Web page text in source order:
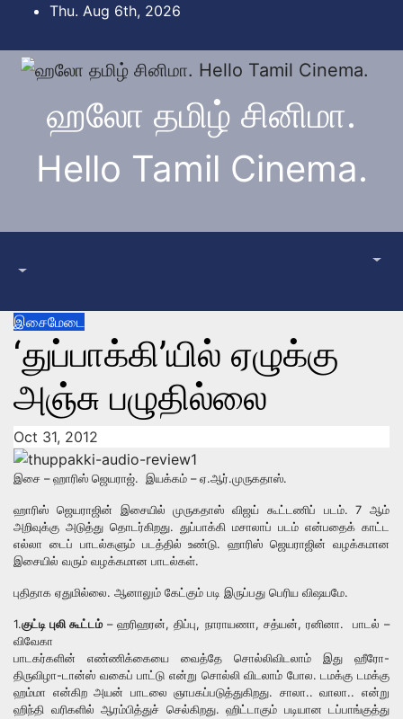
content
Thu. Aug 6th, 2026
ஹலோ தமிழ் சினிமா.
Hello Tamil Cinema.
இசைமேடை
‘துப்பாக்கி’யில் ஏழுக்கு
அஞ்சு பழுதில்லை
Oct 31, 2012
இசை – ஹாரிஸ் ஜெயராஜ். இயக்கம் – ஏ.ஆர்.முருகதாஸ்.
ஹாரிஸ் ஜெயராஜின் இசையில் முருகதாஸ் விஜய் கூட்டணிப் படம். 7 ஆம்
அறிவுக்கு அடுத்து தொடர்கிறது. துப்பாக்கி மசாலாப் படம் என்பதைக் காட்ட
எல்லா டைப் பாடல்களும் படத்தில் உண்டு. ஹாரிஸ் ஜெயராஜின் வழக்கமான
இசையில் வரும் வழக்கமான பாடல்கள்.
புதிதாக ஏதுமில்லை. ஆனாலும் கேட்கும் படி இருப்பது பெரிய விஷயமே.
1.குட்டி புலி கூட்டம்– ஹரிஹரன், திப்பு, நாராயணா, சத்யன், ரனினா. பாடல் –
விவேகா
பாடகர்களின் எண்ணிக்கையை வைத்தே சொல்லிவிடலாம் இது ஹீரோ-
திருவிழா-டான்ஸ் வகைப் பாட்டு என்று சொல்லி விடலாம் போல. டமக்கு டமக்கு
ஹம்மா என்கிற அயன் பாடலை ஞாபகப்படுத்துகிறது. சாலா.. வாலா.. என்று
ஹிந்தி வரிகளில் ஆரம்பித்துச் செல்கிறது. ஹிட்டாகும் படியான டப்பாங்குத்து